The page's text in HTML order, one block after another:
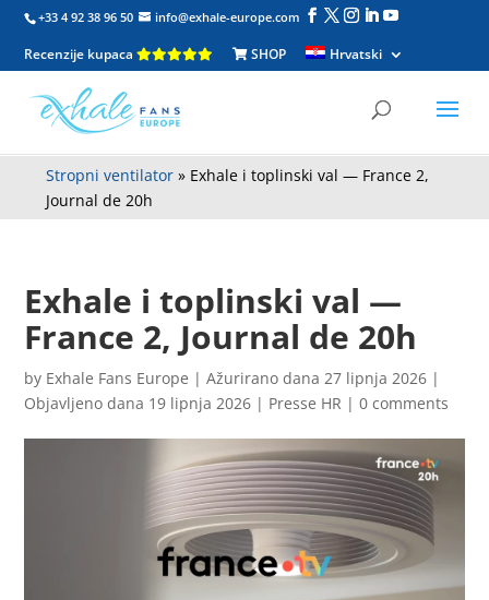
Stropni ventilator » Exhale i toplinski val — France 2,
Journal de 20h
+33 4 92 38 96 50 info@exhale-europe.com
Recenzije kupaca SHOP Hrvatski
Exhale i toplinski val —
France 2, Journal de 20h
by Exhale Fans Europe |Ažurirano dana 27 lipnja 2026 |
Objavljeno dana 19 lipnja 2026 | Presse HR |0 comments